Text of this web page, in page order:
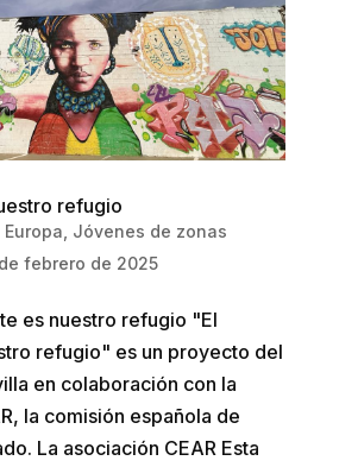
refugio
Europa, Jóvenes de zonas
febrero de 2025
es nuestro refugio "El
refugio" es un proyecto del
en colaboración con la
la comisión española de
La asociación CEAR Esta